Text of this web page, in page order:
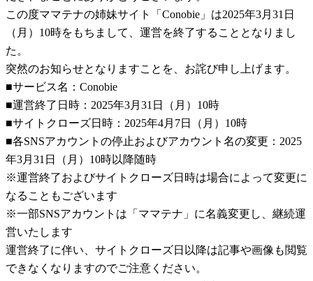
この度ママテナの姉妹サイト「Conobie」は2025年3月31日
（月）10時をもちまして、運営を終了することとなりまし
た。
突然のお知らせとなりますことを、お詫び申し上げます。
■サービス名：Conobie
■運営終了日時：2025年3月31日（月）10時
■サイトクローズ日時：2025年4月7日（月）10時
■各SNSアカウントの停止およびアカウント名の変更：2025
年3月31日（月）10時以降随時
※運営終了およびサイトクローズ日時は場合によって変更に
なることもございます
※一部SNSアカウントは「ママテナ」に名義変更し、継続運
営いたします
運営終了に伴い、サイトクローズ日以降は記事や画像も閲覧
できなくなりますのでご注意ください。